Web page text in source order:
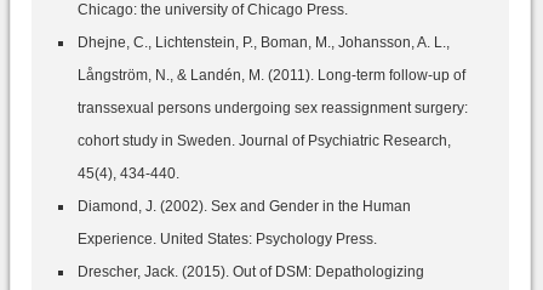
Chicago: the university of Chicago Press.
Dhejne, C., Lichtenstein, P., Boman, M., Johansson, A. L.,
Långström, N., & Landén, M. (2011). Long-term follow-up of
transsexual persons undergoing sex reassignment surgery:
cohort study in Sweden. Journal of Psychiatric Research,
45(4), 434-440.
Diamond, J. (2002). Sex and Gender in the Human
Experience. United States: Psychology Press.
Drescher, Jack. (2015). Out of DSM: Depathologizing